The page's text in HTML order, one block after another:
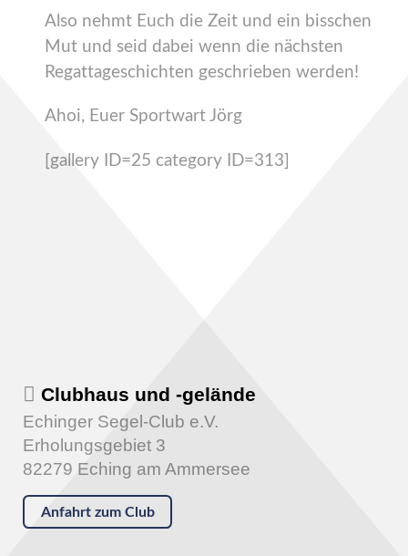
Also nehmt Euch die Zeit und ein bisschen
Mut und seid dabei wenn die nächsten
Regattageschichten geschrieben werden!
Ahoi, Euer Sportwart Jörg
[gallery ID=25 category ID=313]
Clubhaus und -gelände
Echinger Segel-Club e.V.
Erholungsgebiet 3
82279 Eching am Ammersee
Anfahrt zum Club